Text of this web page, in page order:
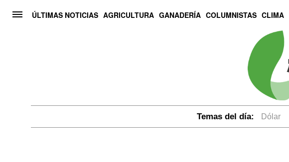
ÚLTIMAS NOTICIAS AGRICULTURA GANADERÍA COLUMNISTAS CLIMA
Temas del día: dólar